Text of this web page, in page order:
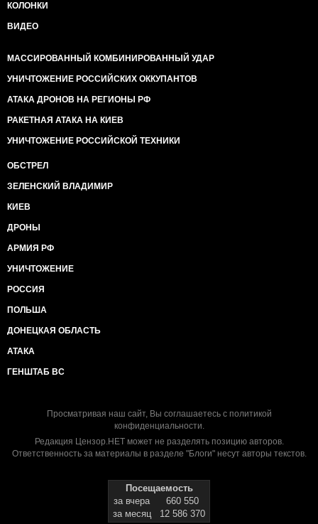
КОЛОНКИ
ВИДЕО
МАССИРОВАННЫЙ КОМБИНИРОВАННЫЙ УДАР
УНИЧТОЖЕНИЕ РОССИЙСКИХ ОККУПАНТОВ
АТАКА ДРОНОВ НА РЕГИОНЫ РФ
РАКЕТНАЯ АТАКА НА КИЕВ
УНИЧТОЖЕНИЕ РОССИЙСКОЙ ТЕХНИКИ
ОБСТРЕЛ
ЗЕЛЕНСКИЙ ВЛАДИМИР
КИЕВ
ДРОНЫ
АРМИЯ РФ
УНИЧТОЖЕНИЕ
РОССИЯ
ПОЛЬША
ДОНЕЦКАЯ ОБЛАСТЬ
АТАКА
ГЕНШТАБ ВС
Просматривая наш сайт, Вы соглашаетесь с политикой
конфиденциальности.
Редакция Цензор.НЕТ может не разделять позицию авторов.
Ответственность за материалы в разделе "Блоги" несут авторы текстов.
Посещаемость
за вчера
660 550
за месяц
12 586 370